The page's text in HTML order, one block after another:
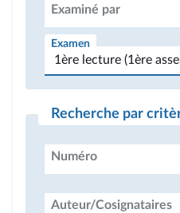
Examiné par
Examen
Recherche par
Numéro
Auteur/Cosignataires